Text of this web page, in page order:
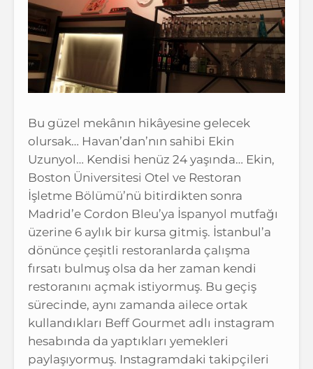
Bu güzel mekânın hikâyesine gelecek
olursak… Havan’dan’nın sahibi Ekin
Uzunyol… Kendisi henüz 24 yaşında… Ekin,
Boston Üniversitesi Otel ve Restoran
İşletme Bölümü’nü bitirdikten sonra
Madrid’e Cordon Bleu’ya İspanyol mutfağı
üzerine 6 aylık bir kursa gitmiş. İstanbul’a
dönünce çeşitli restoranlarda çalışma
fırsatı bulmuş olsa da her zaman kendi
restoranını açmak istiyormuş. Bu geçiş
sürecinde, aynı zamanda ailece ortak
kullandıkları Beff Gourmet adlı instagram
hesabında da yaptıkları yemekleri
paylaşıyormuş. Instagramdaki takipçileri